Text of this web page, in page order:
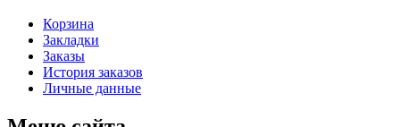
Корзина
Закладки
Заказы
История заказов
Личные данные